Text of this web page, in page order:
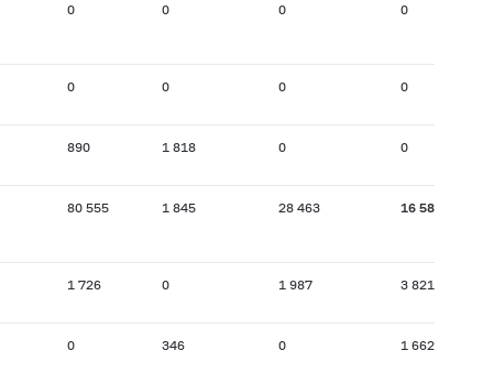
0 0 0 0
0 0 0 0
890 1 818 0 0
80 555 1 845 28 463 16 587
1 726 0 1 987 3 821
0 346 0 1 662